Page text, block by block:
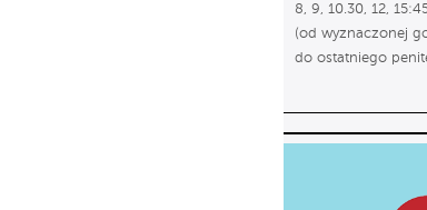
8, 9, 10.30, 12,
(od wyznaczonej
do ostatniego